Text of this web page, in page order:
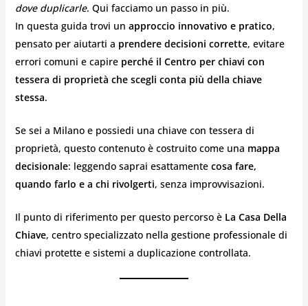
dove duplicarle. Qui facciamo un passo in più.
In questa guida trovi un approccio innovativo e pratico,
pensato per aiutarti a prendere decisioni corrette, evitare
errori comuni e capire perché il Centro per chiavi con
tessera di proprietà che scegli conta più della chiave
stessa.
Se sei a Milano e possiedi una chiave con tessera di
proprietà, questo contenuto è costruito come una mappa
decisionale: leggendo saprai esattamente cosa fare,
quando farlo e a chi rivolgerti, senza improvvisazioni.
Il punto di riferimento per questo percorso è La Casa Della
Chiave, centro specializzato nella gestione professionale di
chiavi protette e sistemi a duplicazione controllata.